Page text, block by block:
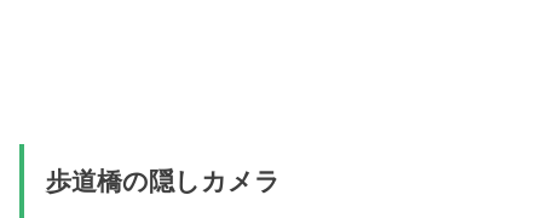
歩道橋の隠しカメラ